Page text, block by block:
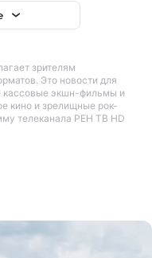
зрителям
Это новости для
кассовые экшн-фильмы и
кино и зрелищные рок-
телеканала РЕН ТВ HD